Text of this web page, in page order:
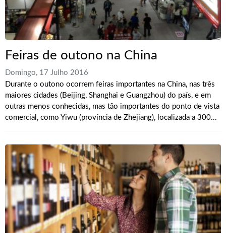
Feiras de outono na China
Domingo, 17 Julho 2016
Durante o outono ocorrem feiras importantes na China, nas três
maiores cidades (Beijing, Shanghai e Guangzhou) do país, e em
outras menos conhecidas, mas tão importantes do ponto de vista
comercial, como Yiwu (província de Zhejiang), localizada a 300...